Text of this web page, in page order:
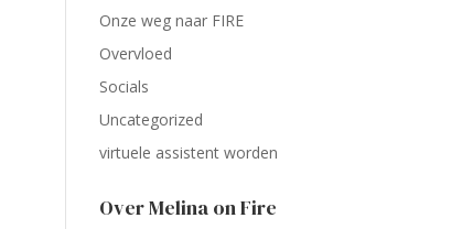
Onze weg naar FIRE
Overvloed
Socials
Uncategorized
virtuele assistent worden
Over Melina on Fire